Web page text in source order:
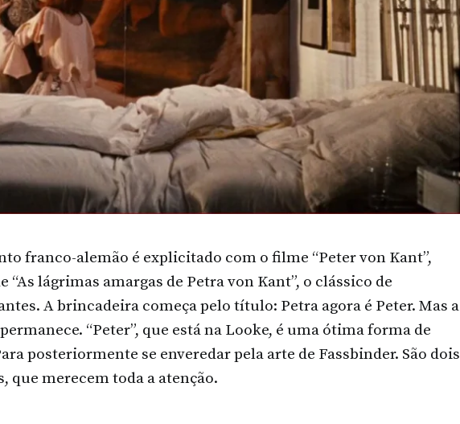
franco-alemão é explicitado com o filme “Peter von Kant”,
lágrimas amargas de Petra von Kant”, o clássico de
A brincadeira começa pelo título: Petra agora é Peter. Mas a
“Peter”, que está na Looke, é uma ótima forma de
posteriormente se enveredar pela arte de Fassbinder. São dois
que merecem toda a atenção.